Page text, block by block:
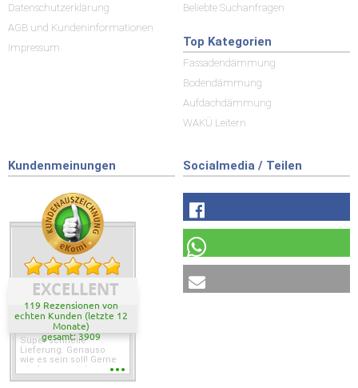
Datenschutzerklärung
AGB und Kundeninformationen
Impressum
Beliebte Suchanfragen
Top Kategorien
Fassadendämmung
Bodendämmung
Aufdachdämmung
WAKÜ Leitern
Kundenmeinungen
EXCELLENT
119 Rezensionen von
echten Kunden (letzte 12
Monate)
gesamt: 3909
Super schnelle
Lieferung. Genauso
wie es sein soll! Gerne
wieder wenn ich was
Socialmedia / Teilen